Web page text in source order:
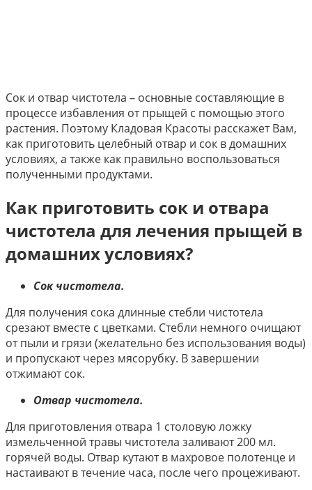
Сок и отвар чистотела – основные составляющие в
процессе избавления от прыщей с помощью этого
растения. Поэтому Кладовая Красоты расскажет Вам,
как приготовить целебный отвар и сок в домашних
условиях, а также как правильно воспользоваться
полученными продуктами.
Как приготовить сок и отвара
чистотела для лечения прыщей в
домашних условиях?
Сок чистотела.
Для получения сока длинные стебли чистотела
срезают вместе с цветками. Стебли немного очищают
от пыли и грязи (желательно без использования воды)
и пропускают через мясорубку. В завершении
отжимают сок.
Отвар чистотела.
Для приготовления отвара 1 столовую ложку
измельченной травы чистотела заливают 200 мл.
горячей воды. Отвар кутают в махровое полотенце и
настаивают в течение часа, после чего процеживают.